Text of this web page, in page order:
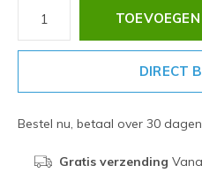
DIRECT
Bestel nu, betaal over 30
Gratis verzending